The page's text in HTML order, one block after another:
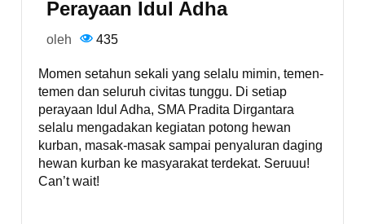
Perayaan Idul Adha
oleh 435
Momen setahun sekali yang selalu mimin, temen-
temen dan seluruh civitas tunggu. Di setiap
perayaan Idul Adha, SMA Pradita Dirgantara
selalu mengadakan kegiatan potong hewan
kurban, masak-masak sampai penyaluran daging
hewan kurban ke masyarakat terdekat. Seruuu!
Can’t wait!